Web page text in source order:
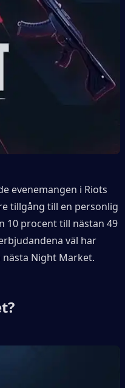
evenemangen i Riots
tillgång till en personlig
10 procent till nästan 49
väl har
Night Market.